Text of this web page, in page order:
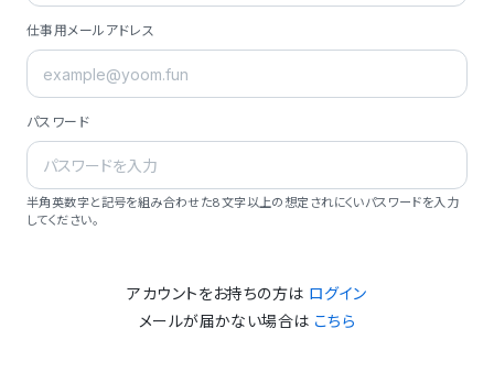
仕事用メールアドレス
パスワード
半角英数字と記号を組み合わせた8文字以上の想定されにくいパスワードを入力
してください。
アカウントをお持ちの方は ログイン
メールが届かない場合は こちら